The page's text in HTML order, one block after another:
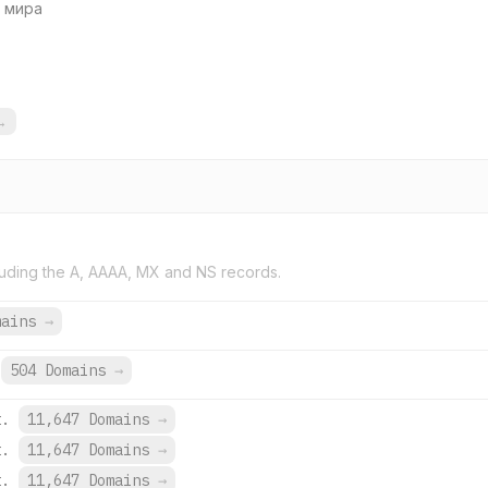
мира
the A, AAAA, MX and NS records.
→
504 Domains →
11,647 Domains →
11,647 Domains →
11,647 Domains →